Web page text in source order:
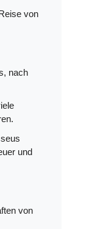
von
nach
und
von